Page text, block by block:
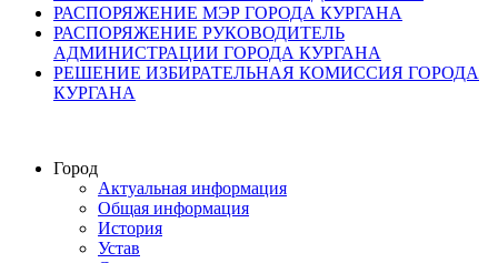
РАСПОРЯЖЕНИЕ МЭР ГОРОДА КУРГАНА
РАСПОРЯЖЕНИЕ РУКОВОДИТЕЛЬ
АДМИНИСТРАЦИИ ГОРОДА КУРГАНА
РЕШЕНИЕ ИЗБИРАТЕЛЬНАЯ КОМИССИЯ ГОРОДА
КУРГАНА
Город
Актуальная информация
Общая информация
История
Устав